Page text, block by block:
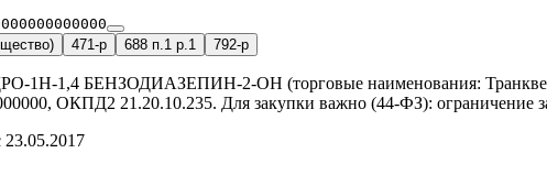
471-р 688 п.1 р.1 792-р
1,4 БЕНЗОДИАЗЕПИН-2-ОН (торговые наименования:
ОКПД2 21.20.10.235. Для закупки важно (44-ФЗ): ограничение
23.05.2017